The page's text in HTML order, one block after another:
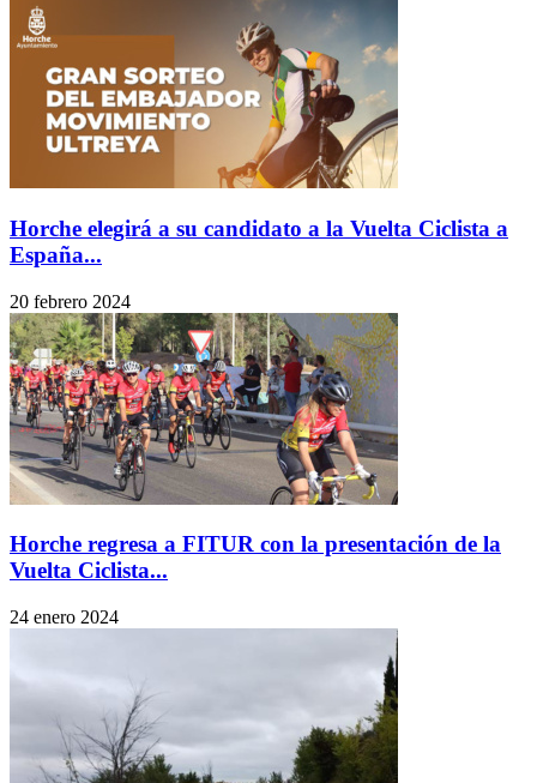
Horche elegirá a su candidato a la Vuelta Ciclista a
España...
20 febrero 2024
Horche regresa a FITUR con la presentación de la
Vuelta Ciclista...
24 enero 2024